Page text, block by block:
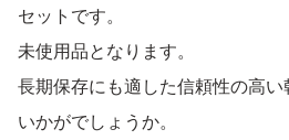
セットです。
未使用品となります。
長期保存にも適した信頼性の高
いかがでしょうか。